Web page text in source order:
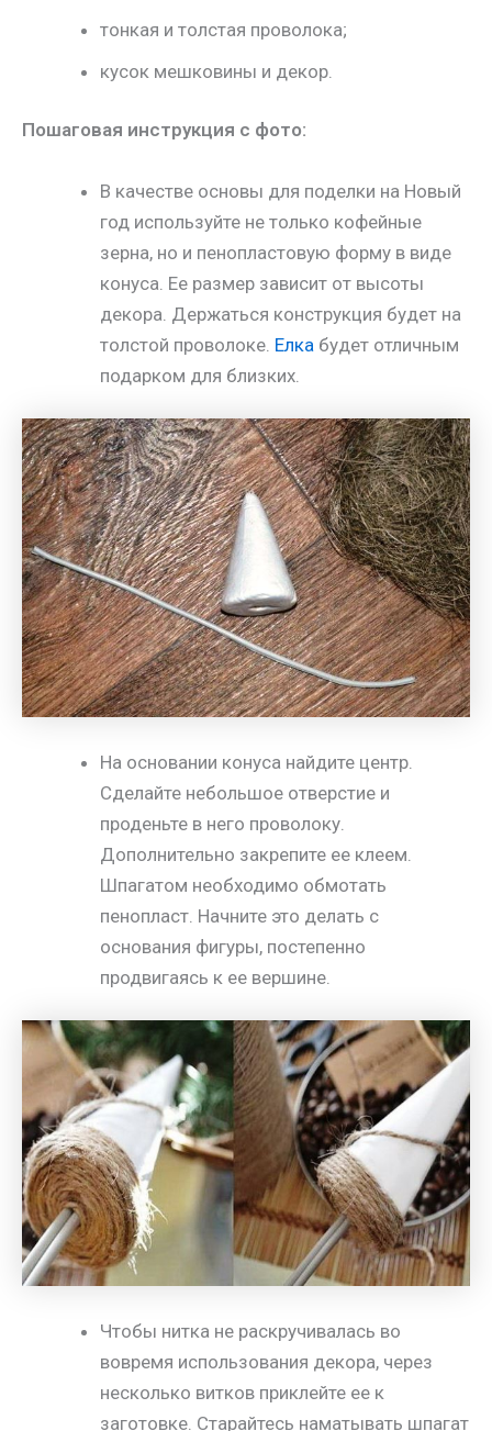
тонкая и толстая проволока;
кусок мешковины и декор.
Пошаговая инструкция с фото:
В качестве основы для поделки на Новый
год используйте не только кофейные
зерна, но и пенопластовую форму в виде
конуса. Ее размер зависит от высоты
декора. Держаться конструкция будет на
толстой проволоке. Елка будет отличным
подарком для близких.
На основании конуса найдите центр.
Сделайте небольшое отверстие и
проденьте в него проволоку.
Дополнительно закрепите ее клеем.
Шпагатом необходимо обмотать
пенопласт. Начните это делать с
основания фигуры, постепенно
продвигаясь к ее вершине.
Чтобы нитка не раскручивалась во
вовремя использования декора, через
несколько витков приклейте ее к
заготовке. Старайтесь наматывать шпагат